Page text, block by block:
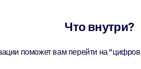
Что внутри?
поможет вам перейти на